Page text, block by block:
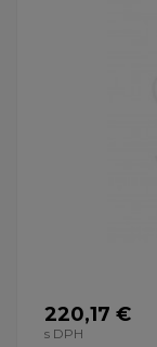
220,17 €
s DPH